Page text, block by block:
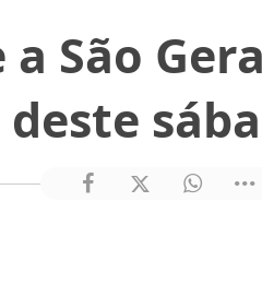
São
deste